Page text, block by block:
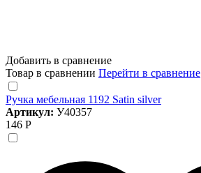
Добавить в сравнение
Товар в сравнении Перейти в сравнение
Ручка мебельная 1192 Satin silver
Артикул: У40357
146 Р